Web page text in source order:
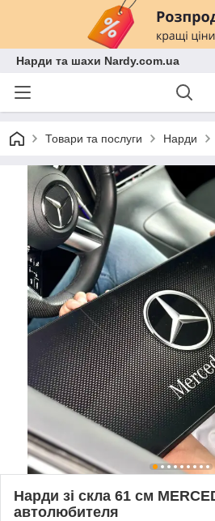
Нарди та шахи Nardy.com.ua
Товари та послуги Нарди
Нарди зі скла 61 см
автолюбителя